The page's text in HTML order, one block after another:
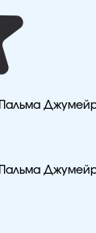
Пальма
Пальма